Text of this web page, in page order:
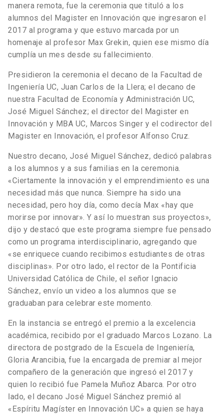
manera remota, fue la ceremonia que tituló a los
alumnos del Magister en Innovación que ingresaron el
2017 al programa y que estuvo marcada por un
homenaje al profesor Max Grekin, quien ese mismo día
cumplía un mes desde su fallecimiento.
Presidieron la ceremonia el decano de la Facultad de
Ingeniería UC, Juan Carlos de la Llera; el decano de
nuestra Facultad de Economía y Administración UC,
José Miguel Sánchez; el director del Magister en
Innovación y MBA UC, Marcos Singer y el codirector del
Magister en Innovación, el profesor Alfonso Cruz.
Nuestro decano, José Miguel Sánchez, dedicó palabras
a los alumnos y a sus familias en la ceremonia.
«Ciertamente la innovación y el emprendimiento es una
necesidad más que nunca. Siempre ha sido una
necesidad, pero hoy día, como decía Max «hay que
morirse por innovar». Y así lo muestran sus proyectos»,
dijo y destacó que este programa siempre fue pensado
como un programa interdisciplinario, agregando que
«se enriquece cuando recibimos estudiantes de otras
disciplinas». Por otro lado, el rector de la Pontificia
Universidad Católica de Chile, el señor Ignacio
Sánchez, envío un video a los alumnos que se
graduaban para celebrar este momento.
En la instancia se entregó el premio a la excelencia
académica, recibido por el graduado Marcos Lozano. La
directora de postgrado de la Escuela de Ingeniería,
Gloria Arancibia, fue la encargada de premiar al mejor
compañero de la generación que ingresó el 2017 y
quien lo recibió fue Pamela Muñoz Abarca. Por otro
lado, el decano José Miguel Sánchez premió al
«Espíritu Magíster en Innovación UC» a quien se haya